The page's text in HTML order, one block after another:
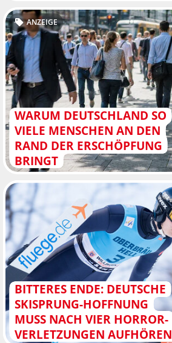
WARUM DEUTSCHLAND SO
VIELE MENSCHEN AN DEN
RAND DER ERSCHÖPFUNG
BRINGT
ANZEIGE
BITTERES ENDE: DEUTSCHE
SKISPRUNG-HOFFNUNG
MUSS NACH VIER HORROR-
VERLETZUNGEN AUFHÖREN